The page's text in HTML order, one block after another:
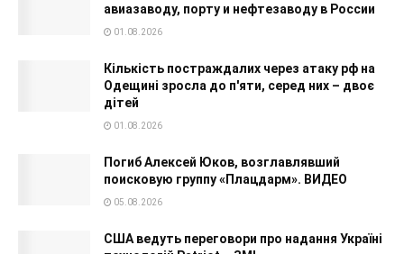
авиазаводу, порту и нефтезаводу в России
01.08.2026
Кількість постраждалих через атаку рф на
Одещині зросла до п'яти, серед них – двоє
дітей
01.08.2026
Погиб Алексей Юков, возглавлявший
поисковую группу «Плацдарм». ВИДЕО
05.08.2026
США ведуть переговори про надання Україні